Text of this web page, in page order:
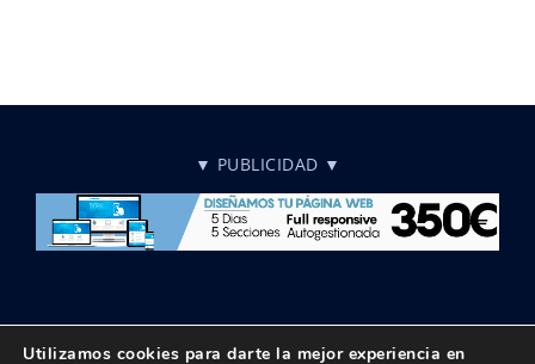
▼ PUBLICIDAD ▼
Utilizamos cookies para darte la mejor experiencia en